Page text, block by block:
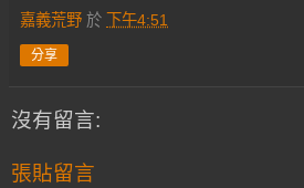
嘉義荒野 於 下午4:51
分享
沒有留言:
張貼留言